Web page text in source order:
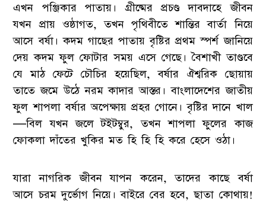
এখন পঞ্জিকার পাতায়। গ্রীষ্মের প্রচণ্ড দাবদাহে জীবন
যখন প্রায় ওষ্ঠাগত, তখন পৃথিবীতে শান্তির বার্তা নিয়ে
আসে বর্ষা। কদম গাছের পাতায় বৃষ্টির প্রথম স্পর্শ জানিয়ে
দেয় কদম ফুল ফোটার সময় এসে গেছে। বৈশাখী তাণ্ডবে
যে মাঠ ফেটে চৌচির হয়েছিল, বর্ষার ঐশ্বরিক ছোয়ায়
তাতে জমে উঠে নরম কাদার আস্তর। বাংলাদেশের জাতীয়
ফুল শাপলা বর্ষার অপেক্ষায় প্রহর গোনে। বৃষ্টির দানে খাল
—বিল যখন জলে টইটম্বুর, তখন শাপলা ফুলের কাজ
ফোকলা দাঁতের খুকির মত হি হি হি করে হেসে ওঠা।
যারা নাগরিক জীবন যাপন করেন, তাদের কাছে বর্ষা
আসে চরম দুর্ভোগ নিয়ে। বাইরে বের হবে, ছাতা কোথায়!